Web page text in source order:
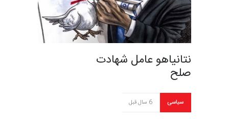
نتانیاهو عامل شهادت
صلح
سیاسی 6 سال قبل